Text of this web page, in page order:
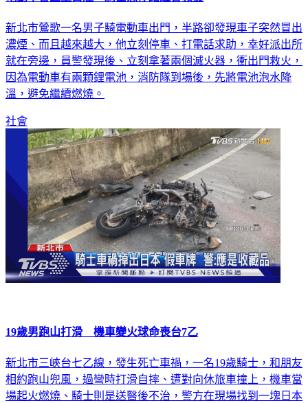
新北市鶯歌一名男子騎電動車出門，半路卻發現車子突然冒出
濃煙、而且越來越大，他立刻停車、打電話求助，幸好派出所
就在旁邊，員警發現後、立刻拿著兩個滅火器，衝出門救火，
因為電動車有兩顆鋰電池，消防隊到場後，先將電池泡水降
溫，避免繼續燃燒。
社會
19歲男跑山打滑 機車變火球命喪台7乙
新北市三峽台七乙線，發生死亡車禍，一名19歲騎士，和朋友
相約跑山兜風，過彎時打滑自摔、遭對向休旅車撞上，機車當
場起火燃燒、騎士則是送醫後不治，警方在現場找到一塊日本